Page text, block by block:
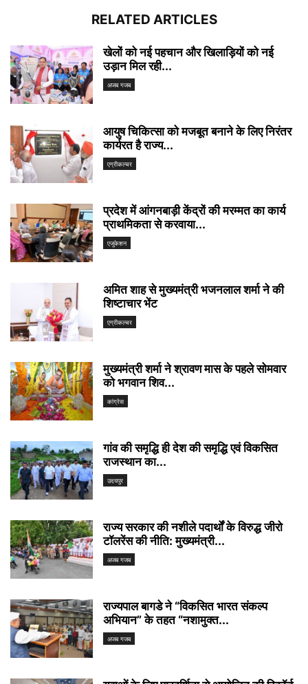
RELATED ARTICLES
खेलों को नई पहचान और खिलाड़ियों को नई
उड़ान मिल रही...
अजब गजब
आयुष चिकित्सा को मजबूत बनाने के लिए निरंतर
कार्यरत है राज्य...
एग्रीकल्चर
प्रदेश में आंगनबाड़ी केंद्रों की मरम्मत का कार्य
प्राथमिकता से करवाया...
एजुकेशन
अमित शाह से मुख्यमंत्री भजनलाल शर्मा ने की
शिष्टाचार भेंट
एग्रीकल्चर
मुख्यमंत्री शर्मा ने श्रावण मास के पहले सोमवार
को भगवान शिव...
कांग्रेस
गांव की समृद्धि ही देश की समृद्धि एवं विकसित
राजस्थान का...
उदयपुर
राज्य सरकार की नशीले पदार्थों के विरुद्ध जीरो
टॉलरेंस की नीति: मुख्यमंत्री...
अजब गजब
राज्यपाल बागडे ने “विकसित भारत संकल्प
अभियान” के तहत “नशामुक्त...
अजब गजब